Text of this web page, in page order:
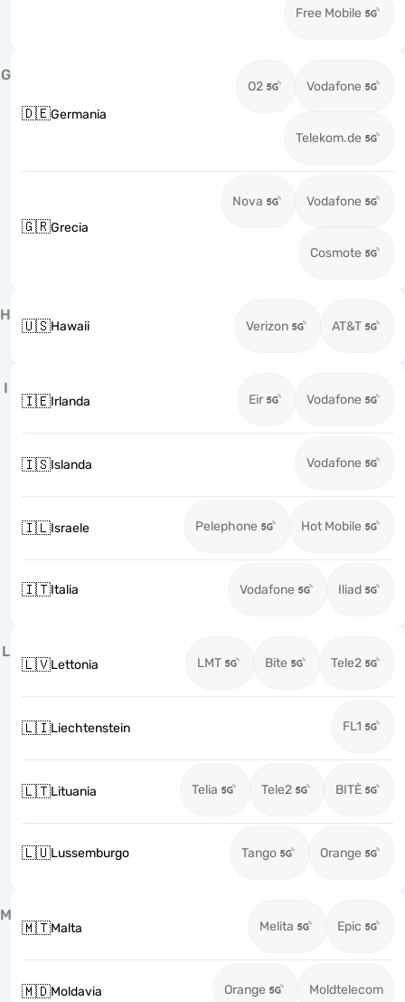
Free Mobile
G
🇩🇪Germania
O2 Vodafone
Telekom.de
🇬🇷Grecia
Nova Vodafone
Cosmote
H
🇺🇸Hawaii Verizon AT&T
I
🇮🇪Irlanda Eir Vodafone
🇮🇸Islanda Vodafone
🇮🇱Israele Pelephone Hot Mobile
🇮🇹Italia Vodafone Iliad
L
🇱🇻Lettonia LMT Bite Tele2
🇱🇮Liechtenstein FL1
🇱🇹Lituania Telia Tele2 BITĖ
🇱🇺Lussemburgo Tango Orange
M
🇲🇹Malta Melita Epic
🇲🇩Moldavia Orange Moldtelecom